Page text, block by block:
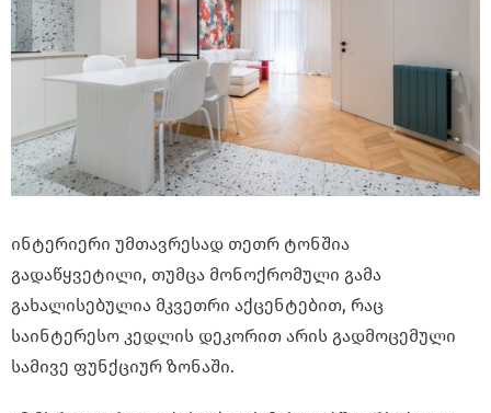
ინტერიერი უმთავრესად თეთრ ტონშია
გადაწყვეტილი, თუმცა მონოქრომული გამა
გახალისებულია მკვეთრი აქცენტებით, რაც
საინტერესო კედლის დეკორით არის გადმოცემული
სამივე ფუნქციურ ზონაში.